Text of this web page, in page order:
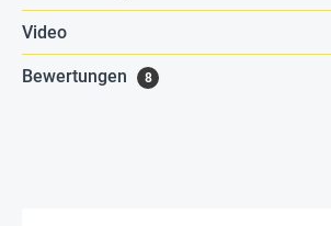
Video
Bewertungen 8